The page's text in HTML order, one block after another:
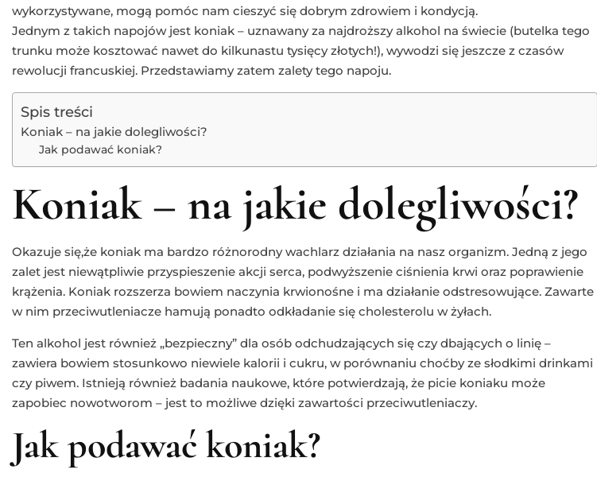
wykorzystywane, mogą pomóc nam cieszyć się dobrym zdrowiem i kondycją.
Jednym z takich napojów jest koniak – uznawany za najdroższy alkohol na świecie (butelka tego
trunku może kosztować nawet do kilkunastu tysięcy złotych!), wywodzi się jeszcze z czasów
rewolucji francuskiej. Przedstawiamy zatem zalety tego napoju.
Spis treści
Koniak – na jakie dolegliwości?
Jak podawać koniak?
Koniak – na jakie dolegliwości?
Okazuje się,że koniak ma bardzo różnorodny wachlarz działania na nasz organizm. Jedną z jego
zalet jest niewątpliwie przyspieszenie akcji serca, podwyższenie ciśnienia krwi oraz poprawienie
krążenia. Koniak rozszerza bowiem naczynia krwionośne i ma działanie odstresowujące. Zawarte
w nim przeciwutleniacze hamują ponadto odkładanie się cholesterolu w żyłach.
Ten alkohol jest również „bezpieczny” dla osób odchudzających się czy dbających o linię –
zawiera bowiem stosunkowo niewiele kalorii i cukru, w porównaniu choćby ze słodkimi drinkami
czy piwem. Istnieją również badania naukowe, które potwierdzają, że picie koniaku może
zapobiec nowotworom – jest to możliwe dzięki zawartości przeciwutleniaczy.
Jak podawać koniak?